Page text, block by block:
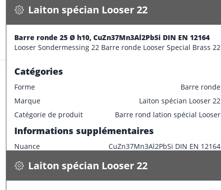
Caractéristiques dimensionnelles
Informations supplémentaires
Laiton spécian Looser 22
Barre ronde 25 Ø h10, CuZn37Mn3Al2PbSi DIN EN 12164
Looser Sondermessing 22 Barre ronde Looser Special Brass 22
Catégories
Forme
Barre ronde
Marque
Laiton spécian Looser 22
Catégorie de produit
Barre rond lation spécial Looser
Informations supplémentaires
Nuance CuZn37Mn3Al2PbSi DIN EN 12164
Caractéristiques dimensionnelles
CONFECTIONNER
Stock: 79.9 m
Laiton spécian Looser 22
4.400 kg / m
Spécifications
Laiton spécian Looser 22
CONFECTIONNER